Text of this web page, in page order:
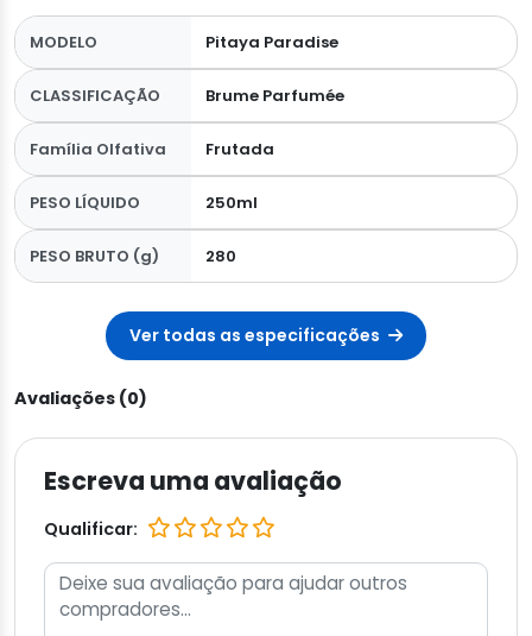
MODELO Pitaya Paradise
CLASSIFICAÇÃO Brume Parfumée
Família Olfativa Frutada
PESO LÍQUIDO 250ml
PESO BRUTO (g) 280
Ver todas as especificações
Avaliações (0)
Escreva uma avaliação
Qualificar: